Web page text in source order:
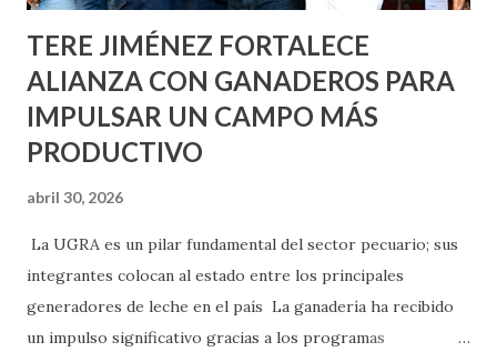
TERE JIMÉNEZ FORTALECE
ALIANZA CON GANADEROS PARA
IMPULSAR UN CAMPO MÁS
PRODUCTIVO
abril 30, 2026
La UGRA es un pilar fundamental del sector pecuario; sus
integrantes colocan al estado entre los principales
generadores de leche en el país La ganadería ha recibido
un impulso significativo gracias a los programas